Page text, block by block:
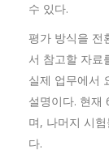
수 있다.
평가 방식을 전
서 참고할 자료
실제 업무에서
설명이다. 현재
며, 나머지 시
다.